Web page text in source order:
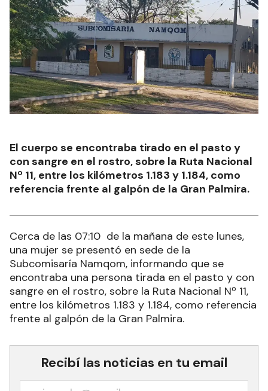
El cuerpo se encontraba tirado en el pasto y
con sangre en el rostro, sobre la Ruta Nacional
Nº 11, entre los kilómetros 1.183 y 1.184, como
referencia frente al galpón de la Gran Palmira.
Cerca de las 07:10 de la mañana de este lunes,
una mujer se presentó en sede de la
Subcomisaría Namqom, informando que se
encontraba una persona tirada en el pasto y con
sangre en el rostro, sobre la Ruta Nacional Nº 11,
entre los kilómetros 1.183 y 1.184, como referencia
frente al galpón de la Gran Palmira.
Recibí las noticias en tu email